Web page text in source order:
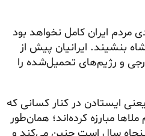
مردم ایران کامل نخواهد بود
بنشیند. ایرانیان پیش از
و رژیم‌های تحمیل‌شده را
ایستادن در کنار کسانی که
مبارزه کرده‌اند؛ همان‌طور